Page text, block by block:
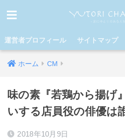
運営者プロフィール サイトマップ
ホーム CM
味の素『若鶏から揚げ
いする店員役の俳優は
2018年10月9日